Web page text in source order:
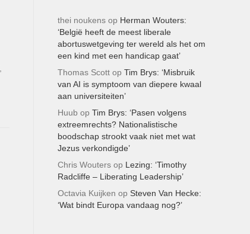
thei noukensop Herman Wouters:
‘België heeft de meest liberale
abortuswetgeving ter wereld als het om
een kind met een handicap gaat’
Thomas Scottop Tim Brys: ‘Misbruik
van AI is symptoom van diepere kwaal
aan universiteiten’
Huub op Tim Brys: ‘Pasen volgens
extreemrechts? Nationalistische
boodschap strookt vaak niet met wat
Jezus verkondigde’
Chris Woutersop Lezing: ‘Timothy
Radcliffe – Liberating Leadership’
Octavia Kuijken op Steven Van Hecke:
‘Wat bindt Europa vandaag nog?’